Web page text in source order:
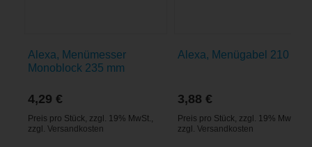
Alexa, Menümesser
Monoblock 235 mm
4,29 €
Preis pro Stück zzgl. 19% MwSt.
zzgl. Versandkosten
Alexa, Menügabel 210 mm
3,88 €
Preis pro Stück zzgl. 19% MwSt.
zzgl. Versandkosten